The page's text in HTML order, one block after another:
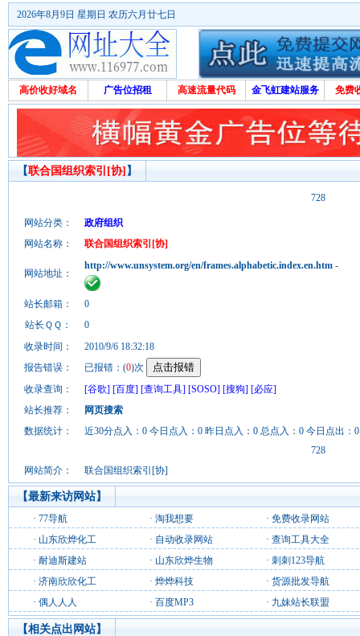
2026年8月9日 星期日 农历六月廿七日
高价收好域名 广告位招租 高速流量代码 金飞虹建站服务 免费
【联合国组织索引[协] 】
728
网站分类：
政府组织
网站名称：
联合国组织索引[协]
网站地址：
http://www.unsystem.org/en/frames.alphabetic.index.en.htm -
站长邮箱：
0
站长ＱＱ：
0
收录时间：
2010/9/6 18:32:18
报告错误：
已报错：(0)次
收录查询：
[谷歌] [百度] [查询工具] [SOSO] [搜狗] [必应]
站长推荐：
网页搜索
数据统计：
近30分点入：0 今日点入：0 昨日点入：0 总点入：0 今日点出：
728
网站简介：
联合国组织索引[协]
【最新来访网站】
· 77导航 · 淘我想要 · 免费收录网站
· 山东欣烨化工 · 自动收录网站 · 查询工具大全
· 耐迪斯建站 · 山东欣烨生物 · 刺刺123导航
· 济南欣欣化工 · 烨烨科技 · 货源批发导航
· 偶人人人 · 百度MP3 · 九妹站长联盟
【相关点出网站】